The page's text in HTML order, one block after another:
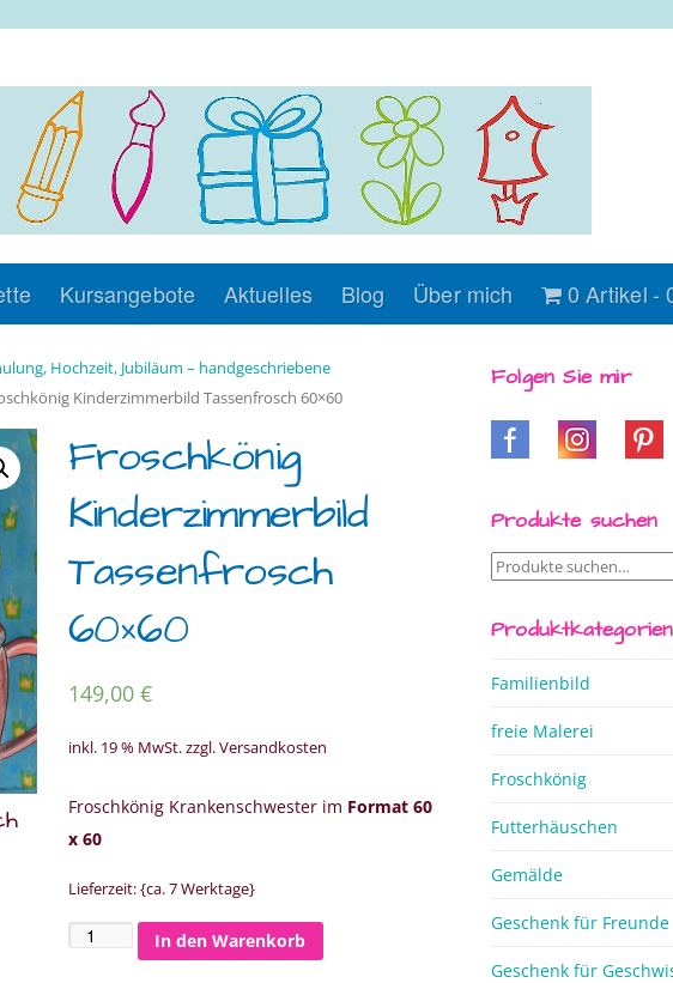
Kursangebote Aktuelles Blog Über mich 0 Artikel
Hochzeit, Jubiläum – handgeschriebene
Kinderzimmerbild Tassenfrosch 60×60
Froschkönig
Kinderzimmerbild
Tassenfrosch
60×60
149,00 €
inkl. 19 % MwSt.zzgl. Versandkosten
Froschkönig Krankenschwester im Format 60
x 60
Lieferzeit: {ca. 7 Werktage}
FroschkönigIn den Warenkorb
Folgen Sie mir
Produkte suchen
Suche
Produktkategorien
Familienbild
freie Malerei
Froschkönig
Futterhäuschen
Gemälde
Geschenk für Freunde
Geschenk für